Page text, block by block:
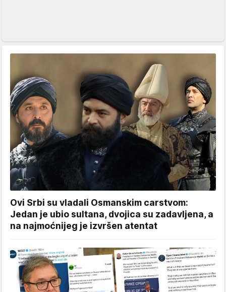
Ovi Srbi su vladali Osmanskim carstvom:
Jedan je ubio sultana, dvojica su zadavljena, a
na najmoćnijeg je izvršen atentat